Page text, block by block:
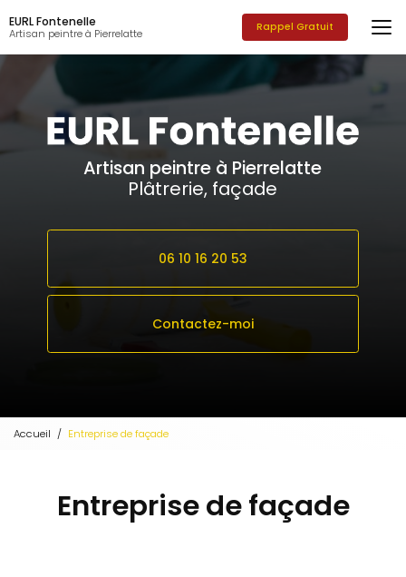
au
contenu
principal
EURL Fontenelle
Artisan peintre à Pierrelatte Rappel Gratuit
Artisan peintre à Pierrelatte
Plâtrerie, façade
06 10 16 20 53
Contactez-moi
Accueil Entreprise de façade
Entreprise de façade